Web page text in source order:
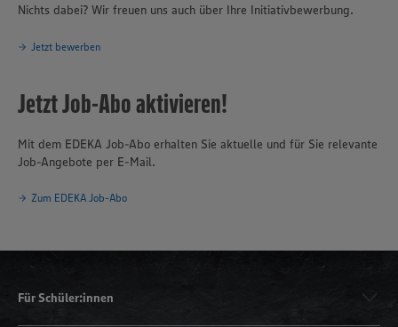
Nichts dabei? Wir freuen uns auch über Ihre Initiativbewerbung.
Jetzt bewerben
Jetzt Job-Abo aktivieren!
Mit dem EDEKA Job-Abo erhalten Sie aktuelle und für Sie relevante
Job-Angebote per E-Mail.
Zum EDEKA Job-Abo
Für Schüler:innen